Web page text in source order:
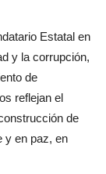
Estatal en
y la corrupción,
de
reflejan el
de
y en paz, en